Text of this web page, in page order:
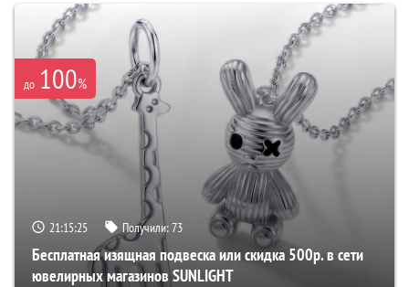
до 100%
21:15:24 Получили:73
Бесплатная изящная подвеска или скидка 500р. в сети
ювелирных магазинов SUNLIGHT